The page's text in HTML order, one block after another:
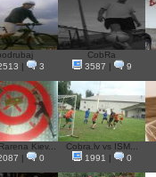
3
CobRa
3587
9
Kiev...
0
Cobra.lv vs ISM...
1991
0